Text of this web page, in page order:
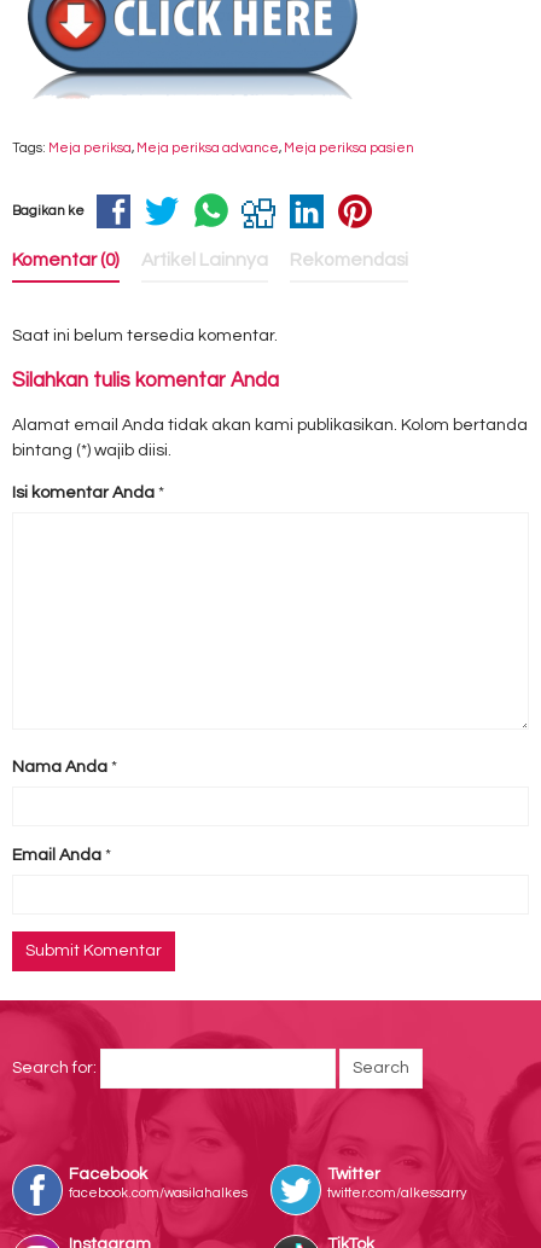
Tags: Meja periksa, Meja periksa advance, Meja periksa pasien
Bagikan ke
Komentar (0) Artikel Lainnya Rekomendasi
Saat ini belum tersedia komentar.
Silahkan tulis komentar Anda
Alamat email Anda tidak akan kami publikasikan. Kolom bertanda
bintang (*) wajib diisi.
Isi komentar Anda *
Nama Anda *
Email Anda *
Search for:
Facebook
facebook.com/wasilahalkes
Twitter
twitter.com/alkessarry
Instagram TikTok